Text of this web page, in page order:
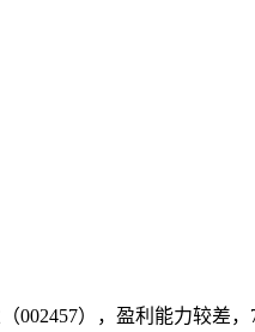
002457），盈利能力较差，